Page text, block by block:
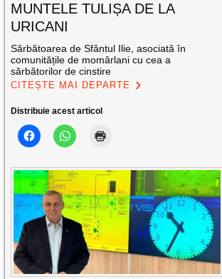
MUNTELE TULIȘA DE LA
URICANI
Sărbătoarea de Sfântul Ilie, asociată în
comunitățile de momârlani cu cea a
sărbătorilor de cinstire
CITEȘTE MAI DEPARTE
Distribuie acest articol